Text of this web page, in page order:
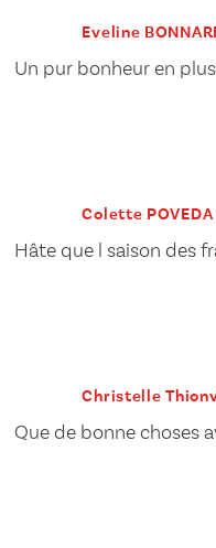
Eveline
Un pur bonheur en
Colette POVEDA
Hâte que l saison des
Christelle
Que de bonne choses